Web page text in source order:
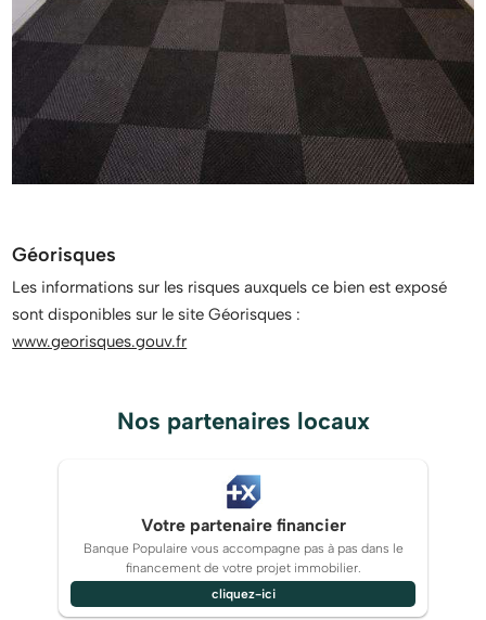
Géorisques
Les informations sur les risques auxquels ce bien est exposé
sont disponibles sur le site Géorisques :
www.georisques.gouv.fr
Nos partenaires locaux
Votre partenaire financier
Banque Populaire vous accompagne pas à pas dans le
financement de votre projet immobilier.
cliquez-ici